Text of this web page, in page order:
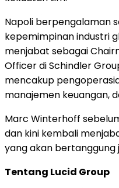
Napoli berpengalaman
kepemimpinan industri
menjabat sebagai
Officer di Schindler
mencakup
manajemen keuangan,
Marc Winterhoff
dan kini kembali
yang akan bertanggung
Tentang Lucid Group